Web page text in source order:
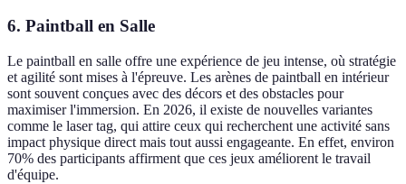
6. Paintball en Salle
Le paintball en salle offre une expérience de jeu intense, où stratégie
et agilité sont mises à l'épreuve. Les arènes de paintball en intérieur
sont souvent conçues avec des décors et des obstacles pour
maximiser l'immersion. En 2026, il existe de nouvelles variantes
comme le laser tag, qui attire ceux qui recherchent une activité sans
impact physique direct mais tout aussi engageante. En effet, environ
70% des participants affirment que ces jeux améliorent le travail
d'équipe.